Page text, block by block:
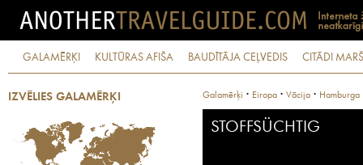
GALAMĒRĶI KULTŪRAS AFIŠA BAUDĪTĀJA CEĻVEDIS CITĀDI
IZVĒLIES GALAMĒRĶI Galamērķi · Eiropa · Vācija · Hamburga
STOFFSÜCHTIG